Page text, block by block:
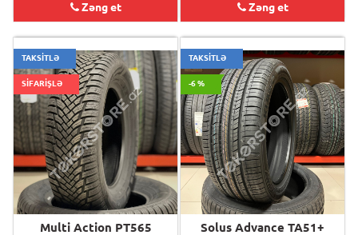
Zəng et Zəng et
TAKSİTLƏ
SİFARİŞLƏ
Multi Action PT565
TAKSİTLƏ
-6 %
Solus Advance TA51+